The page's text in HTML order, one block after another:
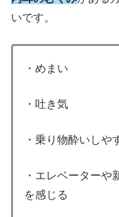
いです。
・めまい
・吐き気
・乗り物酔いしや
・エレベーター
を感じる